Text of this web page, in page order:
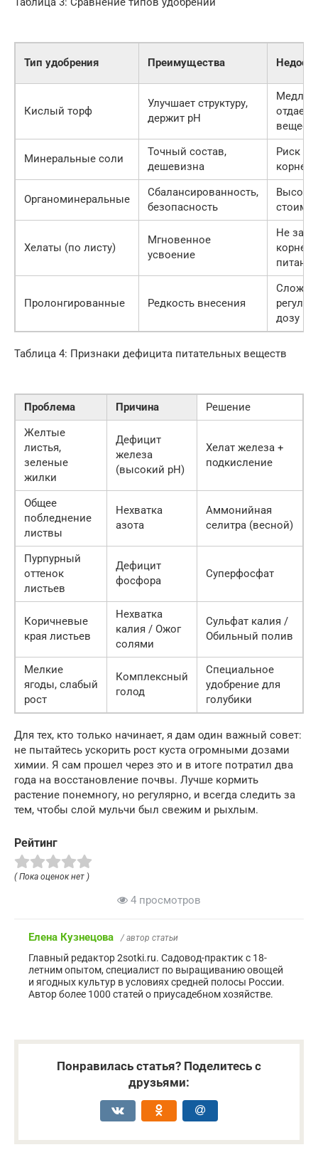
Тип удобрения Преимущества
Кислый торф
Улучшает структуру,
держит pH
отдает
Минеральные соли
Точный состав,
дешевизна
Риск
корней
Органоминеральные
Сбалансированность,
безопасность
Хелаты (по листу)
Мгновенное
усвоение
Не
питание
Пролонгированные Редкость внесения
Сложно
дозу
Таблица 4: Признаки дефицита питательных веществ
Проблема Причина
Решение
Желтые
листья,
зеленые
жилки
Дефицит
железа
(высокий pH)
Хелат железа +
подкисление
Общее
побледнение
листвы
Нехватка
азота
Аммонийная
селитра (весной)
Пурпурный
оттенок
листьев
Дефицит
фосфора
Суперфосфат
Коричневые
края листьев
Нехватка
калия / Ожог
солями
Сульфат калия /
Обильный полив
Мелкие
ягоды, слабый
рост
Комплексный
голод
Специальное
удобрение для
голубики
Для тех, кто только начинает, я дам один важный совет:
не пытайтесь ускорить рост куста огромными дозами
химии. Я сам прошел через это и в итоге потратил два
года на восстановление почвы. Лучше кормить
растение понемногу, но регулярно, и всегда следить за
тем, чтобы слой мульчи был свежим и рыхлым.
Рейтинг
( Пока оценок нет )
4 просмотров
Елена Кузнецова / автор статьи
Главный редактор 2sotki.ru. Садовод-практик с 18-
летним опытом, специалист по выращиванию овощей
и ягодных культур в условиях средней полосы России.
Автор более 1000 статей о приусадебном хозяйстве.
Понравилась статья? Поделитесь с
друзьями: